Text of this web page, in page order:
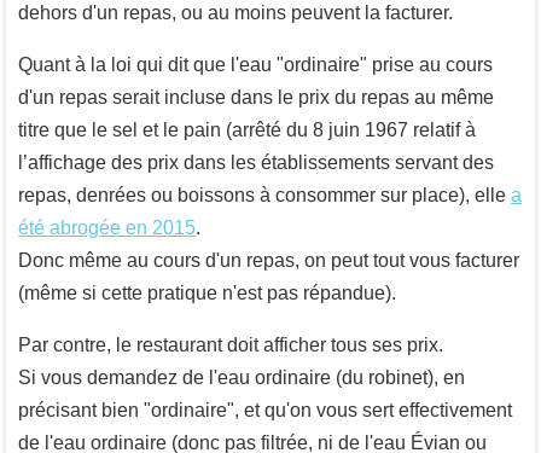
dehors d'un repas, ou au moins peuvent la facturer.
Quant à la loi qui dit que l'eau "ordinaire" prise au cours
d'un repas serait incluse dans le prix du repas au même
titre que le sel et le pain (arrêté du 8 juin 1967 relatif à
l’affichage des prix dans les établissements servant des
repas, ‎denrées ou boissons à consommer sur place), elle a
été abrogée en 2015.
Donc même au cours d'un repas, on peut tout vous facturer
(même si cette pratique n'est pas répandue).
Par contre, le restaurant doit afficher tous ses prix.
Si vous demandez de l'eau ordinaire (du robinet), en
précisant bien "ordinaire", et qu'on vous sert effectivement
de l'eau ordinaire (donc pas filtrée, ni de l'eau Évian ou